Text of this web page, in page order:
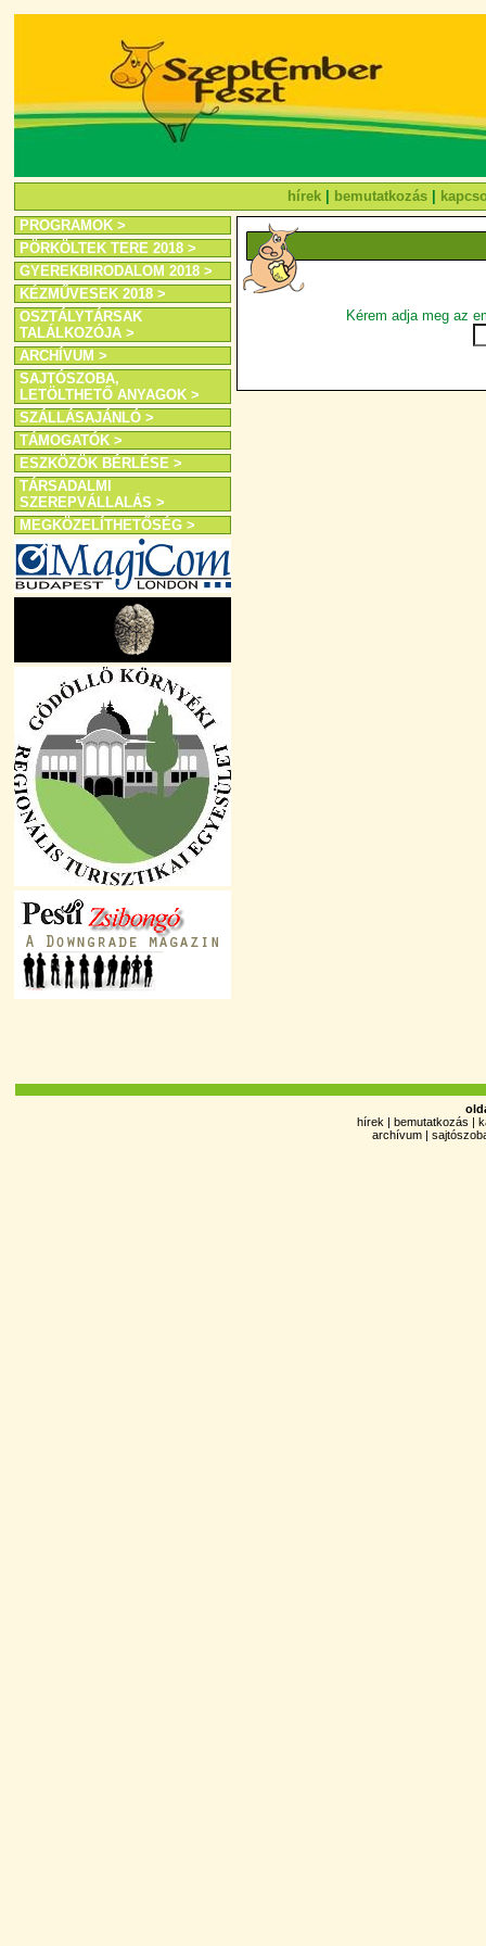
hírek bemutatkozás
PROGRAMOK >
PÖRKÖLTEK TERE 2018 >
GYEREKBIRODALOM 2018 >
KÉZMŰVESEK 2018 >
OSZTÁLYTÁRSAK
TALÁLKOZÓJA >
ARCHÍVUM >
SAJTÓSZOBA,
LETÖLTHETŐ ANYAGOK >
SZÁLLÁSAJÁNLÓ >
TÁMOGATÓK >
ESZKÖZÖK BÉRLÉSE >
TÁRSADALMI
SZEREPVÁLLALÁS >
MEGKÖZELÍTHETŐSÉG >
Kérem adja meg az
hírek | bemutatkozás |
archívum |